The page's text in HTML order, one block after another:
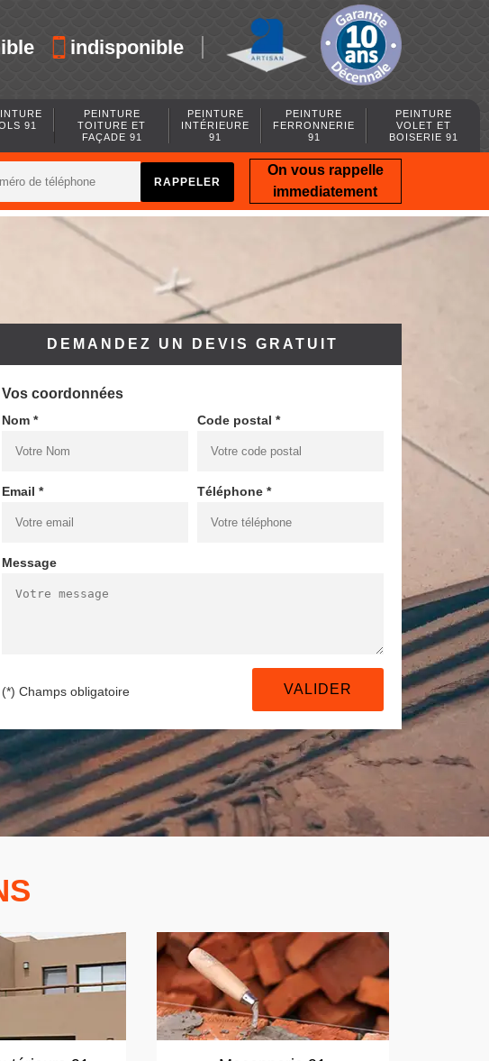
indisponible
91
PEINTURE
TOITURE ET
FAÇADE 91
PEINTURE
INTÉRIEURE
91
PEINTURE
FERRONNERIE
91
PEINTURE
VOLET ET
BOISERIE 91
On vous rappelle
immediatement
DEMANDEZ UN DEVIS GRATUIT
Vos coordonnées
Nom * Code postal *
Email * Téléphone *
Message
(*) Champs obligatoire